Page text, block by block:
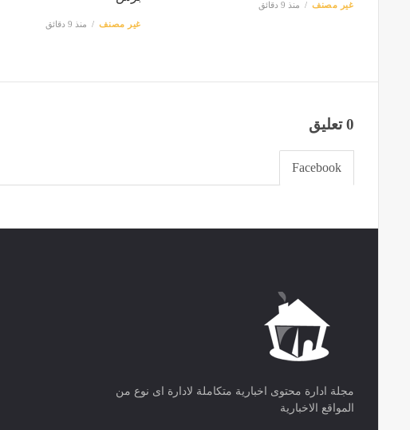
غير مصنف منذ 9 دقائق
غير مصنف منذ 9 دقائق
0 تعليق
Facebook
مجلة ادارة محتوى اخبارية متكاملة لادارة اى نوع من
المواقع الاخبارية